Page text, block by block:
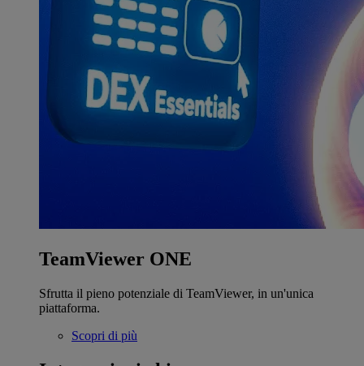
TeamViewer ONE
Sfrutta il pieno potenziale di TeamViewer, in un'unica
piattaforma.
Scopri di più